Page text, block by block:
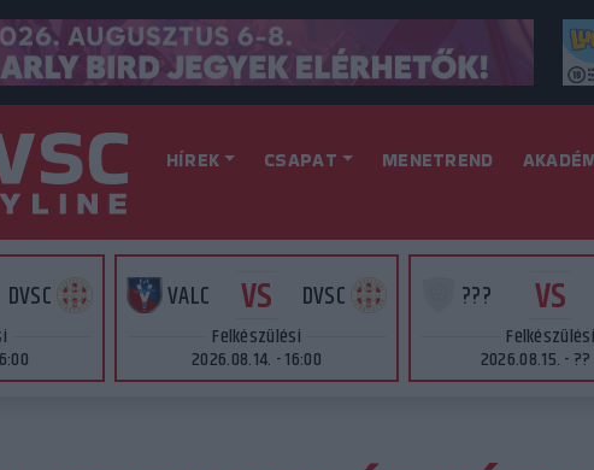
HÍREK CSAPAT MENETREND
DVSC VALC VS DVSC
Felkészülési
2026.08.14. - 16:00
??? VS
Felkészülési
2026.08.15. -